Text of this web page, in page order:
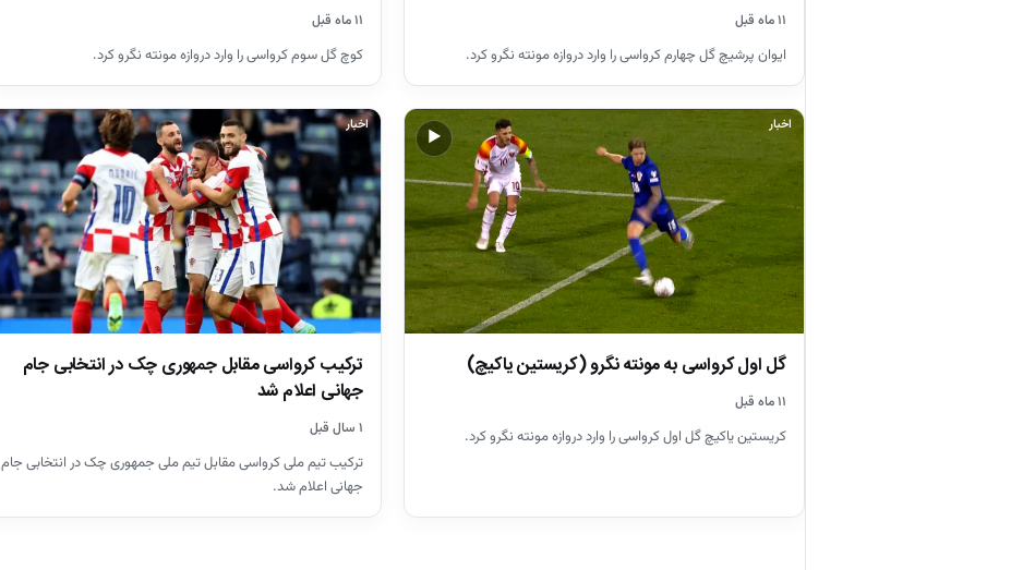
۱۱ ماه قبل
ایوان پرشیچ گل چهارم کرواسی را وارد دروازه مونته نگرو کرد.
۱۱ ماه قبل
کوچ گل سوم کرواسی را وارد دروازه مونته نگرو کرد.
▶
اخبار
گل اول کرواسی به مونته نگرو (کریستین یاکیچ)
۱۱ ماه قبل
کریستین یاکیچ گل اول کرواسی را وارد دروازه مونته نگرو کرد.
اخبار
ترکیب کرواسی مقابل جمهوری چک در انتخابی جام
جهانی اعلام شد
۱ سال قبل
ترکیب تیم ملی کرواسی مقابل تیم ملی جمهوری چک در انتخابی جام
جهانی اعلام شد.